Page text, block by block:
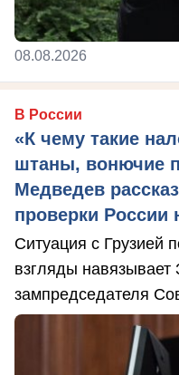
08.08.2026
В России
«К чему такие
штаны, вонючие
Медведев
проверки России
Ситуация с Грузией
взгляды навязывает
зампредседателя